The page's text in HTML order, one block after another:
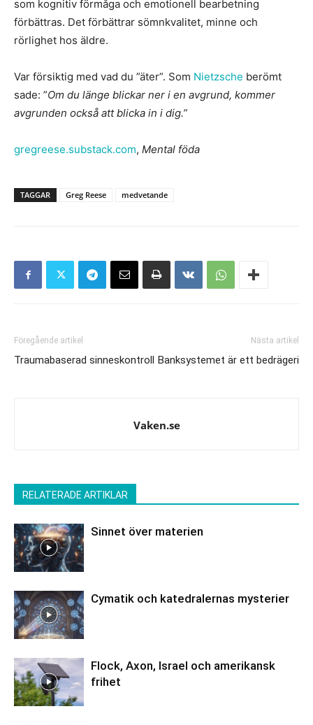
som kognitiv förmåga och emotionell bearbetning
förbättras. Det förbättrar sömnkvalitet, minne och
rörlighet hos äldre.
Var försiktig med vad du ”äter”. Som Nietzsche berömt
sade: ”Om du länge blickar ner i en avgrund, kommer
avgrunden också att blicka in i dig.”
gregreese.substack.com, Mental föda
TAGGAR Greg Reese medvetande
Föregående artikel
Traumabaserad sinneskontroll
Nästa artikel
Banksystemet är ett bedrägeri
Vaken.se
RELATERADE ARTIKLAR
Sinnet över materien
Cymatik och katedralernas mysterier
Flock, Axon, Israel och amerikansk
frihet